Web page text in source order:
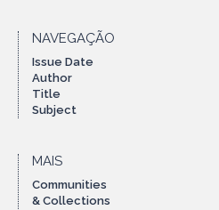
NAVEGAÇÃO
Issue Date
Author
Title
Subject
MAIS
Communities
& Collections